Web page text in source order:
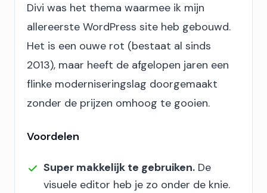
Divi was het thema waarmee ik mijn
allereerste WordPress site heb gebouwd.
Het is een ouwe rot (bestaat al sinds
2013), maar heeft de afgelopen jaren een
flinke moderniseringslag doorgemaakt
zonder de prijzen omhoog te gooien.
Voordelen
Super makkelijk te gebruiken. De
visuele editor heb je zo onder de knie.